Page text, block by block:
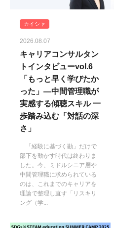
カイシャ
2026.08.07
キャリアコンサルタン
トインタビューvol.6
「もっと早く学びたか
った」―中間管理職が
実感する傾聴スキル 一
歩踏み込む「対話の深
さ」
「経験に基づく勘」だけで
部下を動かす時代は終わりま
した。今、ミドルシニア層や
中間管理職に求められている
のは、これまでのキャリアを
理論で整理し直す「リスキリ
ング（学...